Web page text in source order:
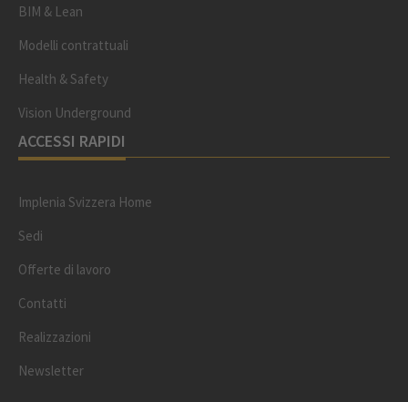
BIM & Lean
Modelli contrattuali
Health & Safety
Vision Underground
ACCESSI RAPIDI
Implenia Svizzera Home
Sedi
Offerte di lavoro
Contatti
Realizzazioni
Newsletter